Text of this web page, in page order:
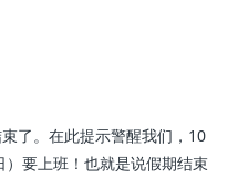
了。在此提示警醒我们，10
要上班！也就是说假期结束